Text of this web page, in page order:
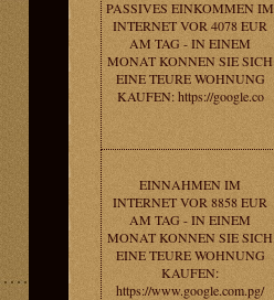
PASSIVES EINKOMMEN IM
INTERNET VOR 4078 EUR
AM TAG - IN EINEM
MONAT KONNEN SIE SICH
EINE TEURE WOHNUNG
KAUFEN: https://google.co
EINNAHMEN IM
INTERNET VOR 8858 EUR
AM TAG - IN EINEM
MONAT KONNEN SIE SICH
EINE TEURE WOHNUNG
KAUFEN:
https://www.google.com.pg/